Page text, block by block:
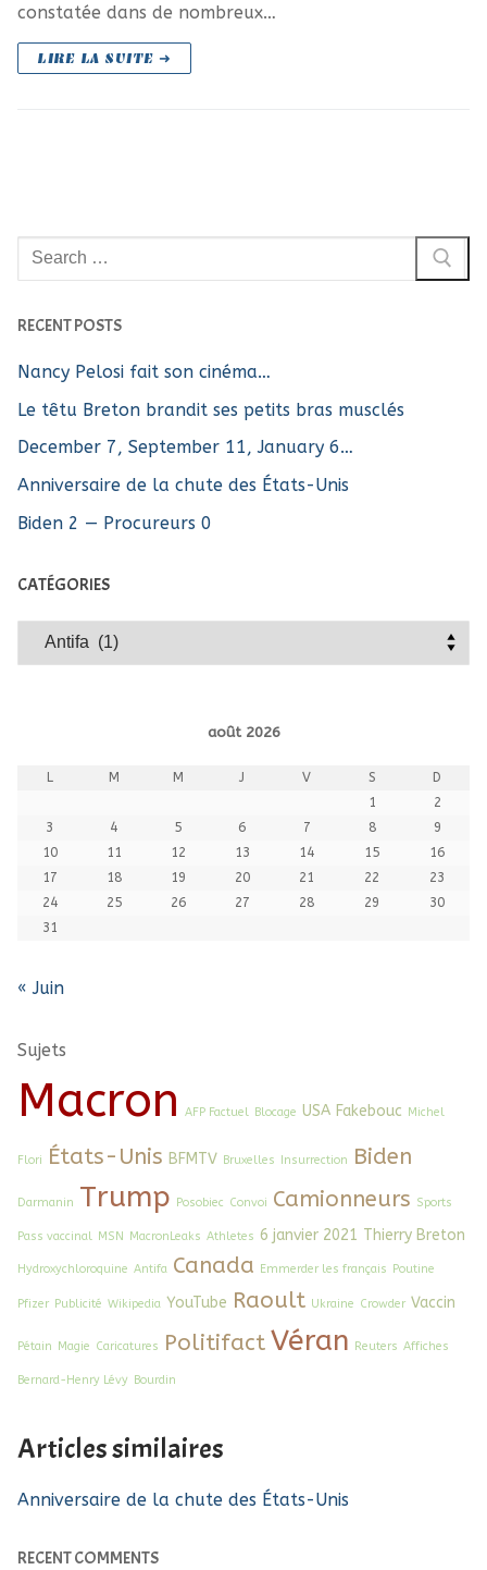
constatée dans de nombreux…
LIRE LA SUITE ➜
Rechercher
:
RECENT POSTS
Nancy Pelosi fait son cinéma…
Le têtu Breton brandit ses petits bras musclés
December 7, September 11, January 6…
Anniversaire de la chute des États-Unis
Biden 2 — Procureurs 0
CATÉGORIES
Catégories
août 2026
L M M J V S
D
1
2
3
4 5 6 7 8
9
10
11 12 13 14 15
16
17
18 19 20 21 22
23
24
25 26 27 28 29
30
31
« Juin
Sujets
Macron AFP Factuel Blocage USA Fakebouc Michel
Flori États-Unis BFMTV Bruxelles Insurrection Biden
Darmanin Trump Posobiec Convoi Camionneurs Sports
Pass vaccinal MSN MacronLeaks Athletes 6 janvier 2021 Thierry Breton
Hydroxychloroquine Antifa Canada Emmerder les français Poutine
Pfizer Publicité Wikipedia YouTube Raoult Ukraine Crowder Vaccin
Pétain Magie Caricatures Politifact Véran Reuters Affiches
Bernard-Henry Lévy Bourdin
Articles similaires
Anniversaire de la chute des États-Unis
RECENT COMMENTS